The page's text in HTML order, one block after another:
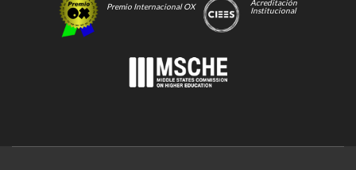
Premio Internacional OX
Acreditación
Institucional